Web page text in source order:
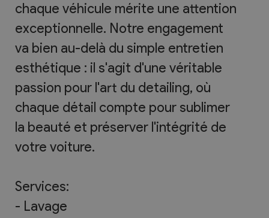
chaque véhicule mérite une attention
exceptionnelle. Notre engagement
va bien au-delà du simple entretien
esthétique : il s'agit d'une véritable
passion pour l'art du detailing, où
chaque détail compte pour sublimer
la beauté et préserver l'intégrité de
votre voiture.
Services:
- Lavage